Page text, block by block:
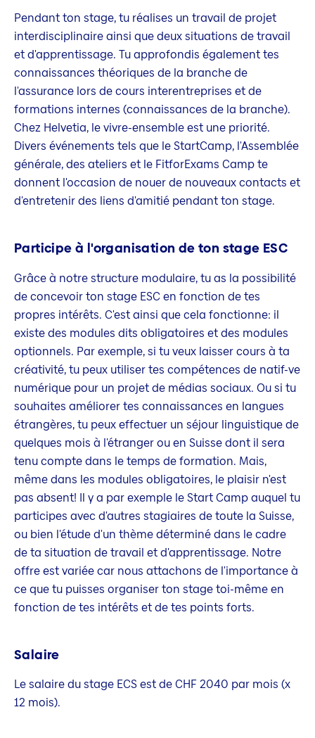
Pendant ton stage, tu réalises un travail de projet
interdisciplinaire ainsi que deux situations de travail
et d'apprentissage. Tu approfondis également tes
connaissances théoriques de la branche de
l'assurance lors de cours interentreprises et de
formations internes (connaissances de la branche).
Chez Helvetia, le vivre-ensemble est une priorité.
Divers événements tels que le StartCamp, l'Assemblée
générale, des ateliers et le FitforExams Camp te
donnent l'occasion de nouer de nouveaux contacts et
d'entretenir des liens d'amitié pendant ton stage.
Participe à l'organisation de ton stage ESC
Grâce à notre structure modulaire, tu as la possibilité
de concevoir ton stage ESC en fonction de tes
propres intérêts. C'est ainsi que cela fonctionne: il
existe des modules dits obligatoires et des modules
optionnels. Par exemple, si tu veux laisser cours à ta
créativité, tu peux utiliser tes compétences de natif-ve
numérique pour un projet de médias sociaux. Ou si tu
souhaites améliorer tes connaissances en langues
étrangères, tu peux effectuer un séjour linguistique de
quelques mois à l'étranger ou en Suisse dont il sera
tenu compte dans le temps de formation. Mais,
même dans les modules obligatoires, le plaisir n'est
pas absent! Il y a par exemple le Start Camp auquel tu
participes avec d'autres stagiaires de toute la Suisse,
ou bien l'étude d'un thème déterminé dans le cadre
de ta situation de travail et d'apprentissage. Notre
offre est variée car nous attachons de l'importance à
ce que tu puisses organiser ton stage toi-même en
fonction de tes intérêts et de tes points forts.
Salaire
Le salaire du stage ECS est de CHF 2040 par mois (x
12 mois).